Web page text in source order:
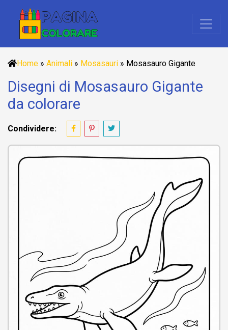
Home » Animali » Mosasauri » Mosasauro Gigante
Disegni di Mosasauro Gigante
da colorare
Condividere: